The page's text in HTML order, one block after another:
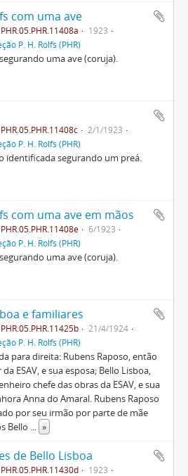
com uma ave
1923
P. H. Rolfs (PHR)
uma ave (coruja).
2/1/1923
P. H. Rolfs (PHR)
identificada segurando um preá.
com uma ave em mãos
6/1923
P. H. Rolfs (PHR)
uma ave (coruja).
e familiares
21/4/1924
P. H. Rolfs (PHR)
para direita: Rubens Raposo, então
ESAV, e sua esposa; Bello Lisboa,
chefe das obras da ESAV, e sua
Anna do Amaral. Rubens Raposo
por seu irmão por parte de mãe
Bello
»
de Bello Lisboa
1923